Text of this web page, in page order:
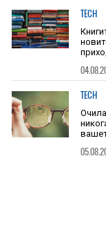
TECH
TECH